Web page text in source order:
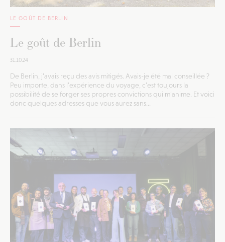
LE GOÛT DE BERLIN
Le goût de Berlin
31.10.24
De Berlin, j’avais reçu des avis mitigés. Avais-je été mal conseillée ?
Peu importe, dans l’expérience du voyage, c’est toujours la
possibilité de se forger ses propres convictions qui m’anime. Et voici
donc quelques adresses que vous aurez sans...